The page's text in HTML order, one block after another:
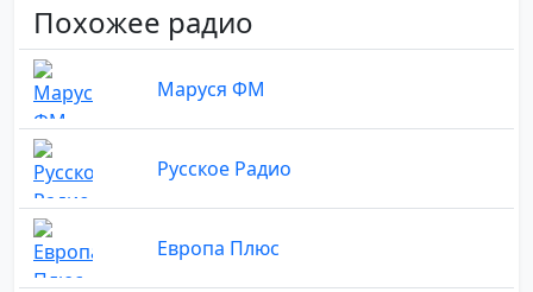
Похожее радио
Маруся ФМ
Русское Радио
Европа Плюс